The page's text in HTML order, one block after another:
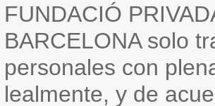
FUNDACIÓ
BARCELONA solo
personales con
lealmente, y de